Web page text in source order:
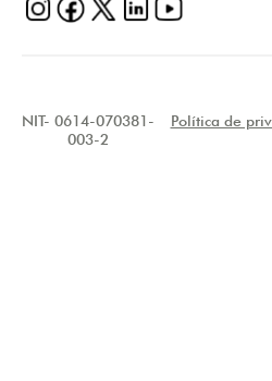
NIT- 0614-070381-
003-2
Política de